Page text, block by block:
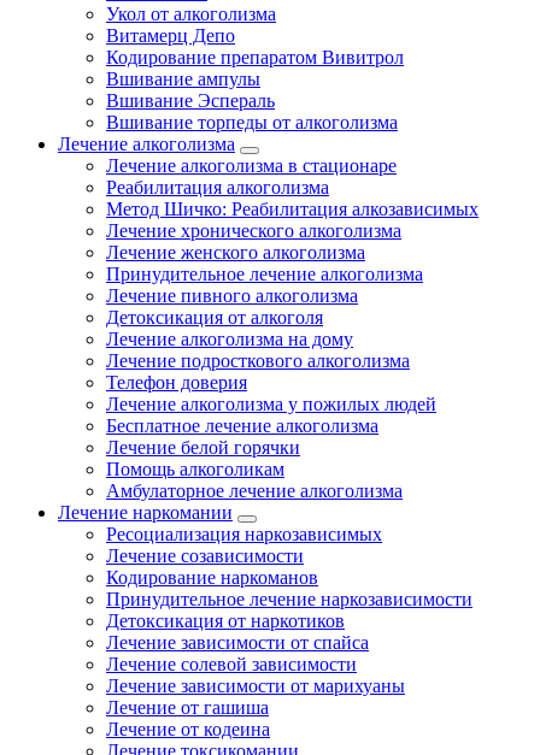
Укол от алкоголизма
Витамерц Депо
Кодирование препаратом Вивитрол
Вшивание ампулы
Вшивание Эспераль
Вшивание торпеды от алкоголизма
Лечение алкоголизма
Лечение алкоголизма в стационаре
Реабилитация алкоголизма
Метод Шичко: Реабилитация алкозависимых
Лечение хронического алкоголизма
Лечение женского алкоголизма
Принудительное лечение алкоголизма
Лечение пивного алкоголизма
Детоксикация от алкоголя
Лечение алкоголизма на дому
Лечение подросткового алкоголизма
Телефон доверия
Лечение алкоголизма у пожилых людей
Бесплатное лечение алкоголизма
Лечение белой горячки
Помощь алкоголикам
Амбулаторное лечение алкоголизма
Лечение наркомании
Ресоциализация наркозависимых
Лечение созависимости
Кодирование наркоманов
Принудительное лечение наркозависимости
Детоксикация от наркотиков
Лечение зависимости от спайса
Лечение солевой зависимости
Лечение зависимости от марихуаны
Лечение от гашиша
Лечение от кодеина
Лечение токсикомании